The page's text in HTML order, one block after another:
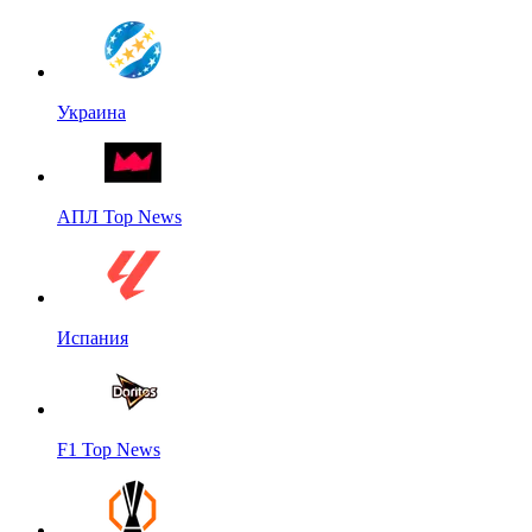
Украина
АПЛ Top News
Испания
F1 Top News